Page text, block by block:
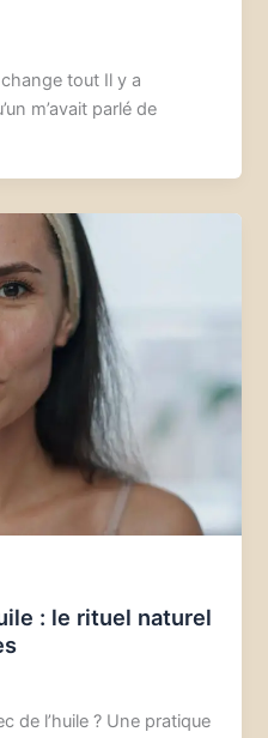
tout Il y a
m’avait parlé de
: le rituel naturel
de l’huile ? Une pratique